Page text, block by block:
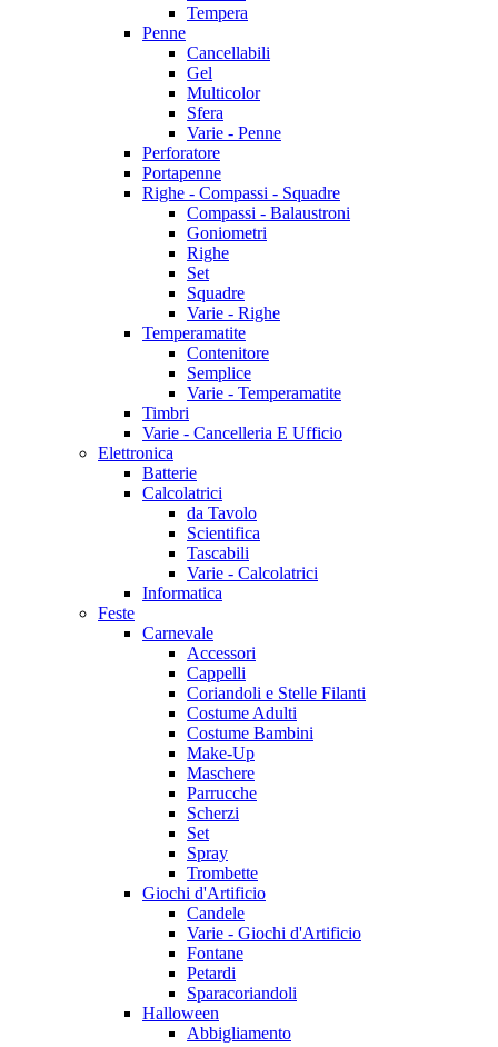
Tempera
Penne
Cancellabili
Gel
Multicolor
Sfera
Varie - Penne
Perforatore
Portapenne
Righe - Compassi - Squadre
Compassi - Balaustroni
Goniometri
Righe
Set
Squadre
Varie - Righe
Temperamatite
Contenitore
Semplice
Varie - Temperamatite
Timbri
Varie - Cancelleria E Ufficio
Elettronica
Batterie
Calcolatrici
da Tavolo
Scientifica
Tascabili
Varie - Calcolatrici
Informatica
Feste
Carnevale
Accessori
Cappelli
Coriandoli e Stelle Filanti
Costume Adulti
Costume Bambini
Make-Up
Maschere
Parrucche
Scherzi
Set
Spray
Trombette
Giochi d'Artificio
Candele
Varie - Giochi d'Artificio
Fontane
Petardi
Sparacoriandoli
Halloween
Abbigliamento